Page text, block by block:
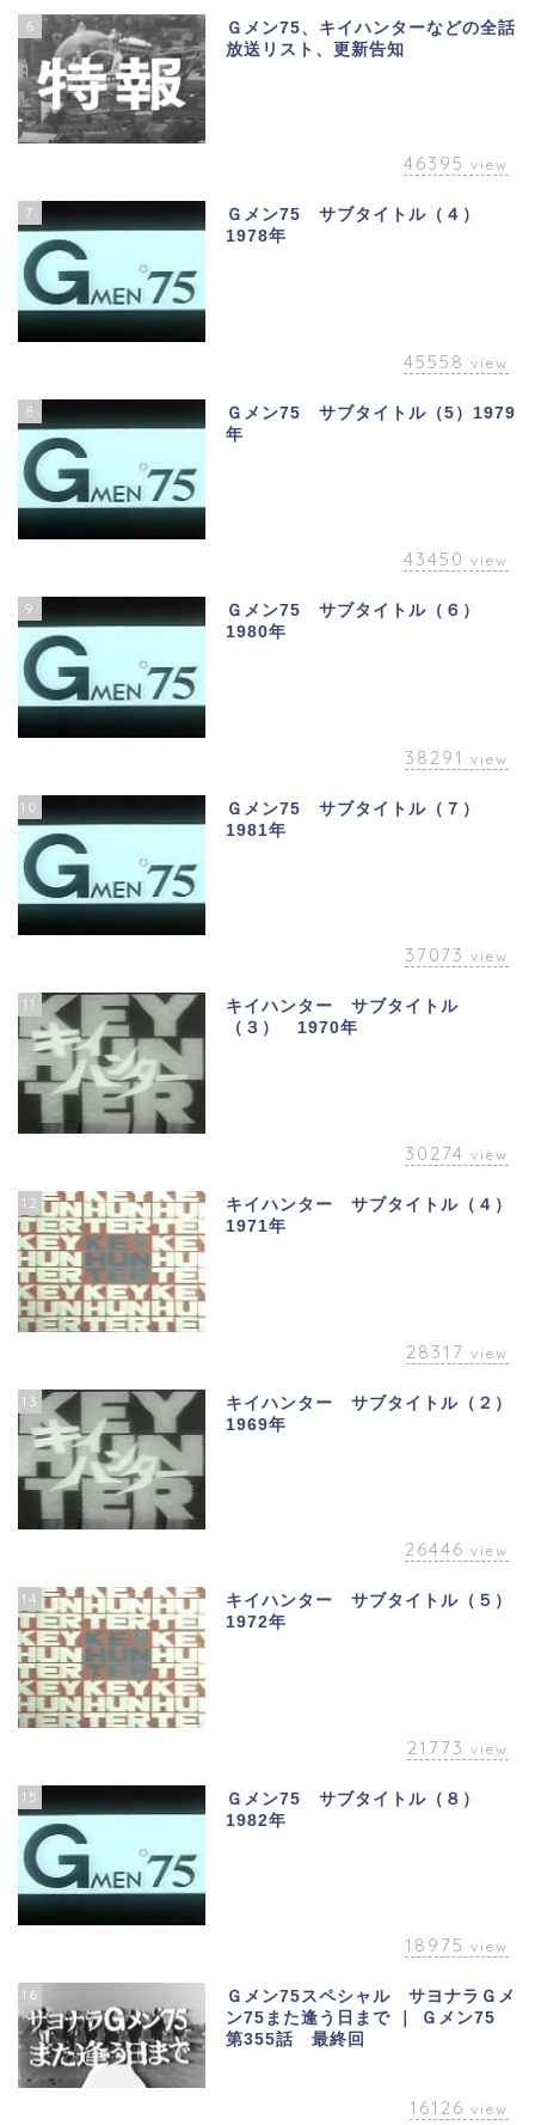
6
Ｇメン75、キイハンターなどの全話
放送リスト、更新告知
46395 view
7
Ｇメン75 サブタイトル（４）
1978年
45558 view
8
Ｇメン75 サブタイトル（5）1979
年
43450 view
9
Ｇメン75 サブタイトル（６）
1980年
38291 view
10
Ｇメン75 サブタイトル（７）
1981年
37073 view
11
キイハンター サブタイトル
（３） 1970年
30274 view
12
キイハンター サブタイトル（４）
1971年
28317 view
13
キイハンター サブタイトル（２）
1969年
26446 view
14
キイハンター サブタイトル（５）
1972年
21773 view
15
Ｇメン75 サブタイトル（８）
1982年
18975 view
16
Ｇメン75スペシャル サヨナラＧメ
ン75また逢う日まで ｜ Ｇメン75
第355話 最終回
16126 view